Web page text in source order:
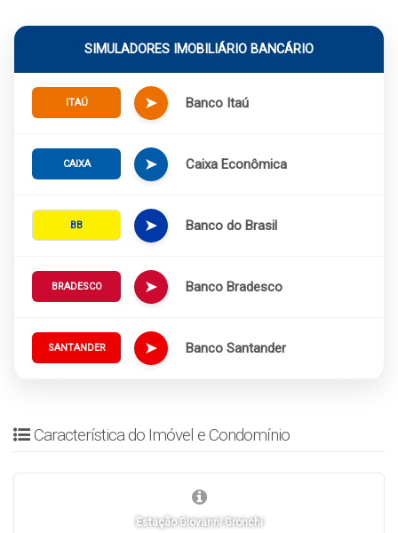
SIMULADORES IMOBILIÁRIO BANCÁRIO
ITAÚ ➤ Banco Itaú
CAIXA ➤ Caixa Econômica
BB ➤ Banco do Brasil
BRADESCO ➤ Banco Bradesco
SANTANDER ➤ Banco Santander
Característica do Imóvel e Condomínio
Estação Giovanni Gronchi